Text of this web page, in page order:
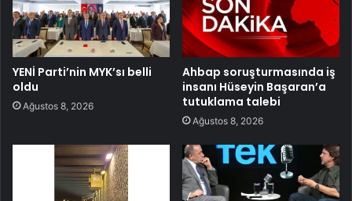
YENİ Parti’nin MYK’sı belli
oldu
Ağustos 8, 2026
Ahbap soruşturmasında iş
insanı Hüseyin Başaran’a
tutuklama talebi
Ağustos 8, 2026